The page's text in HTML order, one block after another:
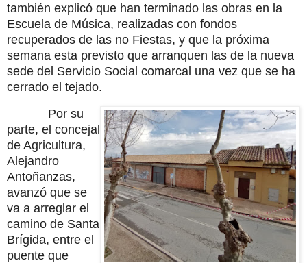
también explicó que han terminado las obras en la
Escuela de Música, realizadas con fondos
recuperados de las no Fiestas, y que la próxima
semana esta previsto que arranquen las de la nueva
sede del Servicio Social comarcal una vez que se ha
cerrado el tejado.
Por su
parte, el concejal
de Agricultura,
Alejandro
Antoñanzas,
avanzó que se
va a arreglar el
camino de Santa
Brígida, entre el
puente que